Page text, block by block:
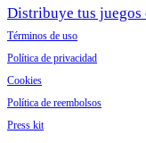
Distribuye tus juegos
Términos de uso
Política de privacidad
Cookies
Política de reembolsos
Press kit